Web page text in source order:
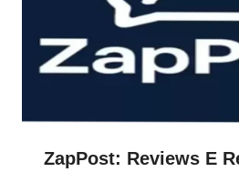
ZapPost: Reviews E